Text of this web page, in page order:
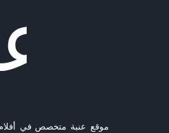
موقع عنبة متخصص في